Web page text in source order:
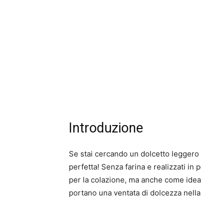
Introduzione
Se stai cercando un dolcetto
perfetta! Senza farina e realizzati in
per la colazione, ma anche come
portano una ventata di dolcezza